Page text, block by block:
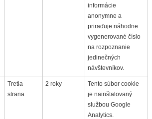
informácie
anonymne a
priraďuje náhodne
vygenerované číslo
na rozpoznanie
jedinečných
návštevníkov.
Tretia
strana
2 roky
Tento súbor cookie
je nainštalovaný
službou Google
Analytics.